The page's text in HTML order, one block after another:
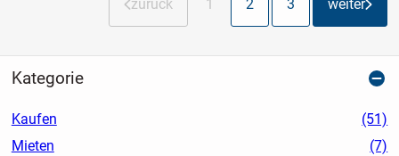
zurück 1 2 3 weiter
Kategorie
Kaufen
(51)
Mieten
(7)